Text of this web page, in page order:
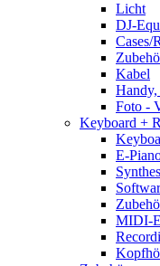
Licht
DJ-
Cases/
Kabel
Foto -
Keyboard +
E-
MIDI-